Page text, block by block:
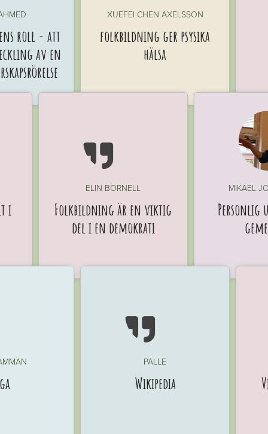
roll - att
av en
XUEFEI CHEN AXELSSON
folkbildning ger psysika
hälsa
i

ELIN BORNELL
Folkbildning är en viktig
del i en demokrati
MIKAEL
Personlig

PALLE
Wikipedia